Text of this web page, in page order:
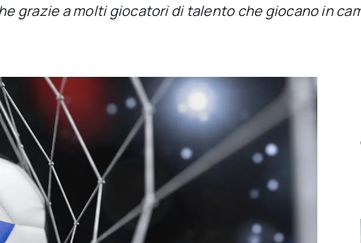
grazie a molti giocatori di talento che giocano in